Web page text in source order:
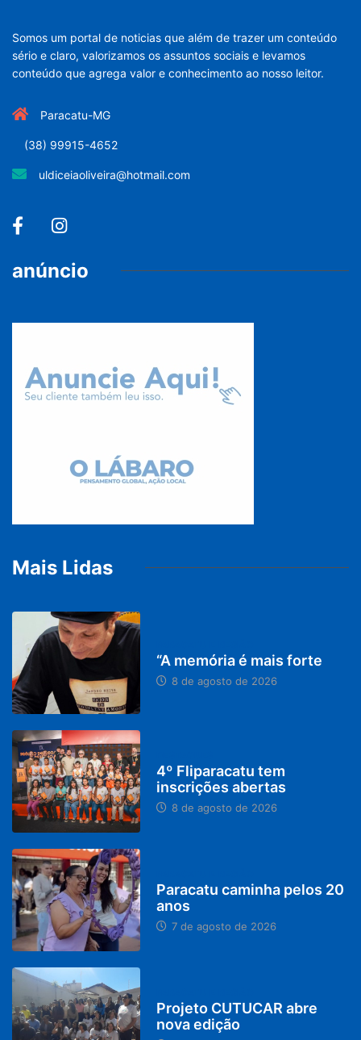
Somos um portal de noticias que além de trazer um conteúdo
sério e claro, valorizamos os assuntos sociais e levamos
conteúdo que agrega valor e conhecimento ao nosso leitor.
Paracatu-MG
(38) 99915-4652
uldiceiaoliveira@hotmail.com
anúncio
Mais Lidas
“A memória é mais forte
8 de agosto de 2026
4º Fliparacatu tem
inscrições abertas
8 de agosto de 2026
Paracatu caminha pelos 20
anos
7 de agosto de 2026
Projeto CUTUCAR abre
nova edição